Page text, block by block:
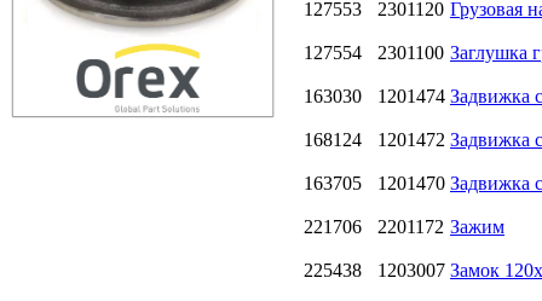
127553 2301120 Грузовая
127554 2301100 Заглушка
163030 1201474 Задвижка
168124 1201472 Задвижка
163705 1201470 Задвижка
221706 2201172 Зажим
225438 1203007 Замок